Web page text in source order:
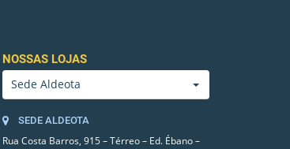
NOSSAS LOJAS
Sede Aldeota
SEDE ALDEOTA
Rua Costa Barros, 915 – Térreo – Ed. Ébano –